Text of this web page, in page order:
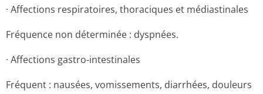
· Affections respiratoires, thoraciques et médiastinales
Fréquence non déterminée : dyspnées.
· Affections gastro-intestinales
Fréquent : nausées, vomissements, diarrhées, douleurs